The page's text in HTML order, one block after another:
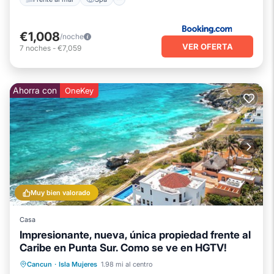
€1,008/noche
7 noches - €7,059 VER OFERTA
Muy bien valorado
Ahorra con OneKey
Casa
Impresionante, nueva, única propiedad frente al
Caribe en Punta Sur. Como se ve en HGTV!
Cancun · Isla Mujeres 1.98 mi al centro
Piscina privada
Chimenea/Calefacción